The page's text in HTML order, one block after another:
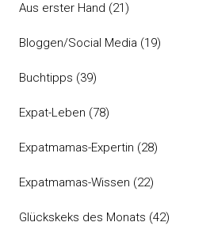
Aus erster Hand (21)
Bloggen/Social Media (19)
Buchtipps (39)
Expat-Leben (78)
Expatmamas-Expertin (28)
Expatmamas-Wissen (22)
Glückskeks des Monats (42)